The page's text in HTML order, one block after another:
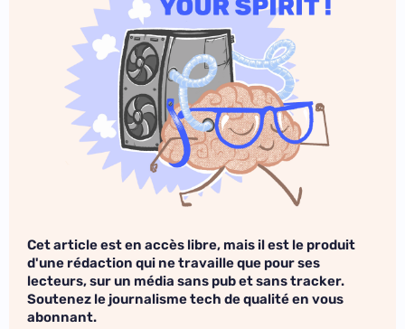
Cet article est en accès libre, mais il est le produit
d'une rédaction qui ne travaille que pour ses
lecteurs, sur un média sans pub et sans tracker.
Soutenez le journalisme tech de qualité en vous
abonnant.